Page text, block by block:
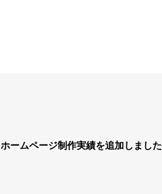
ホームページ制作実績を追加しました